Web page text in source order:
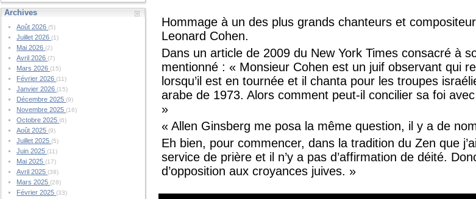
Archives
Août 2026(5)
Juillet 2026(1)
Mai 2026(2)
Avril 2026(7)
Mars 2026(15)
Février 2026(11)
Janvier 2026(15)
Décembre 2025(9)
Novembre 2025(16)
Octobre 2025(6)
Août 2025(9)
Juillet 2025(5)
Juin 2025(11)
Mai 2025(17)
Avril 2025(38)
Mars 2025(28)
Février 2025(33)
Hommage à un des plus grands chanteurs et
Leonard Cohen.
Dans un article de 2009 du New York Times consacré à
mentionné : « Monsieur Cohen est un juif observant qui
lorsqu’il est en tournée et il chanta pour les troupes
arabe de 1973. Alors comment peut-il concilier sa foi
»
« Allen Ginsberg me posa la même question, il y a de
Eh bien, pour commencer, dans la tradition du Zen que
service de prière et il n’y a pas d’affirmation de déité.
d’opposition aux croyances juives. »